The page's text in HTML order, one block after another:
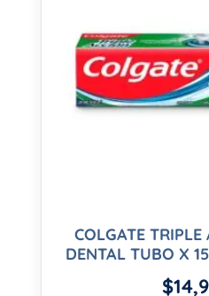
COLGATE TRIPLE
DENTAL TUBO X
$